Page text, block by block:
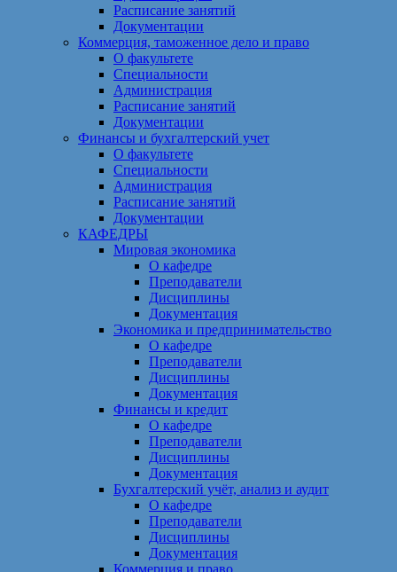
Расписание занятий
Документации
Коммерция, таможенное дело и право
О факультете
Специальности
Администрация
Расписание занятий
Документации
Финансы и бухгалтерский учет
О факультете
Специальности
Администрация
Расписание занятий
Документации
КАФЕДРЫ
Мировая экономика
О кафедре
Преподаватели
Дисциплины
Документация
Экономика и предпринимательство
О кафедре
Преподаватели
Дисциплины
Документация
Финансы и кредит
О кафедре
Преподаватели
Дисциплины
Документация
Бухгалтерский учёт, анализ и аудит
О кафедре
Преподаватели
Дисциплины
Документация
Коммерция и право